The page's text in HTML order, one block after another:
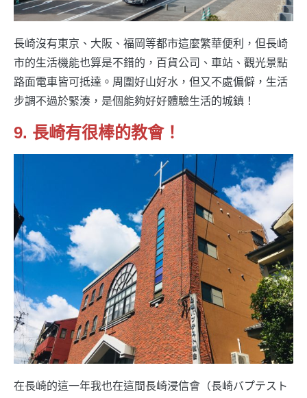
長崎沒有東京、大阪、福岡等都市這麼繁華便利，但長崎
市的生活機能也算是不錯的，百貨公司、車站、觀光景點
路面電車皆可抵達。周圍好山好水，但又不處偏僻，生活
步調不過於緊湊，是個能夠好好體驗生活的城鎮！
9. 長崎有很棒的教會！
在長崎的這一年我也在這間長崎浸信會（長崎バプテスト